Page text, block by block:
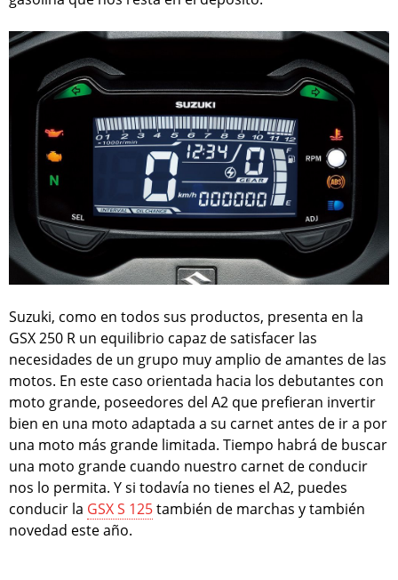
Suzuki, como en todos sus productos, presenta en la
GSX 250 R un equilibrio capaz de satisfacer las
necesidades de un grupo muy amplio de amantes de las
motos. En este caso orientada hacia los debutantes con
moto grande, poseedores del A2 que prefieran invertir
bien en una moto adaptada a su carnet antes de ir a por
una moto más grande limitada. Tiempo habrá de buscar
una moto grande cuando nuestro carnet de conducir
nos lo permita. Y si todavía no tienes el A2, puedes
conducir la GSX S 125también de marchas y también
novedad este año.